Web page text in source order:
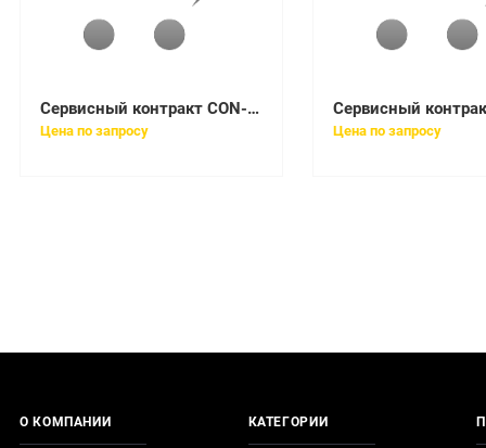
Сервисный контракт CON-SNT-ASA556F8
Цена по запросу Цена по запросу
О КОМПАНИИ КАТЕГОРИИ